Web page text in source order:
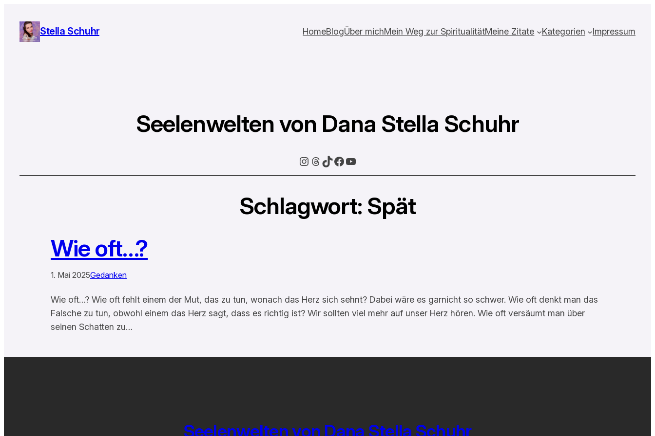
Stella Schuhr HomeBlogÜber michMein Weg zur SpiritualitätMeine Zitate Kategorien Impressum
Seelenwelten von Dana Stella Schuhr
Instagram
Threads
TikTok
Facebook
YouTube
Schlagwort: Spät
Wie oft…?
1. Mai 2025Gedanken
Wie oft…? Wie oft fehlt einem der Mut, das zu tun, wonach das Herz sich sehnt? Dabei wäre es garnicht so schwer. Wie oft denkt man das
Falsche zu tun, obwohl einem das Herz sagt, dass es richtig ist? Wir sollten viel mehr auf unser Herz hören. Wie oft versäumt man über
seinen Schatten zu…
Seelenwelten von Dana Stella Schuhr